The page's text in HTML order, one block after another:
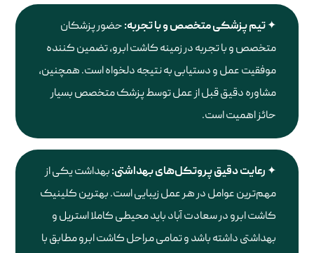
تیم پزشکی متخصص و با تجربه:حضور پزشکان
متخصص و با تجربه در زمینه کاشت ابرو، تضمین کننده
موفقیت عمل و دستیابی به نتیجه دلخواه است. همچنین،
مشاوره دقیق قبل از عمل توسط پزشک متخصص بسیار
حائز اهمیت است.
رعایت دقیق پروتکل‌های بهداشتی:بهداشت یکی از
مهم‌ترین عوامل در هر عمل زیبایی است. بهترین کلینیک
کاشت ابرو در سعادت آباد باید محیطی کاملا استریل و
بهداشتی داشته باشد و تمامی مراحل کاشت ابرو مطابق با